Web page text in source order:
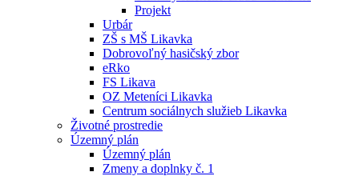
Projekt
Urbár
ZŠ s MŠ Likavka
Dobrovoľný hasičský zbor
eRko
FS Likava
OZ Meteníci Likavka
Centrum sociálnych služieb Likavka
Životné prostredie
Územný plán
Územný plán
Zmeny a doplnky č. 1